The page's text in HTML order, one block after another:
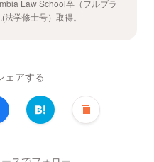
Law School卒（フルブラ
学修士号）取得。
ェアする